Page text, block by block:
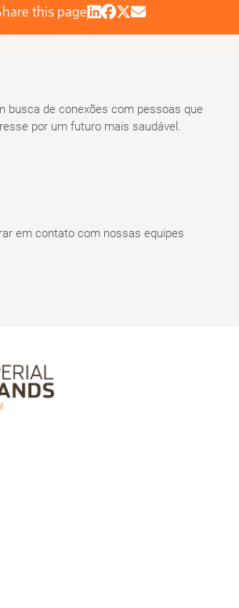
this page
busca de conexões com pessoas que
por um futuro mais saudável.
em contato com nossas equipes